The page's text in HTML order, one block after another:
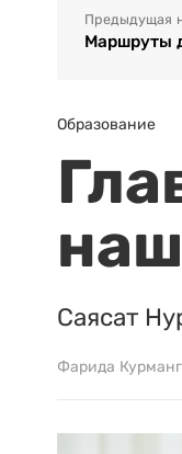
Предыдущая
Маршруты
Образование
Саясат
Фарида